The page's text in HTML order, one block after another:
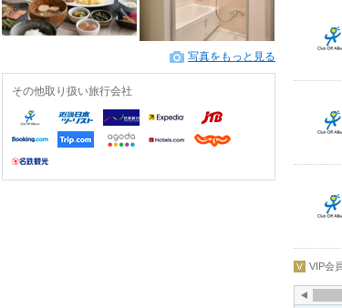
写真をもっと見る
その他取り扱い旅行会社
VIP会